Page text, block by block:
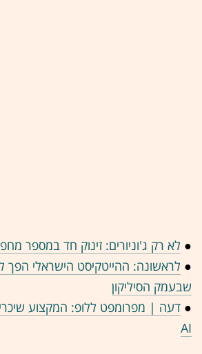
● לא רק ג'וניורים: זינוק חד במספר
● לראשונה: ההייטקיסט הישראלי הפך
שבעמק הסיליקון
● דעה | מפרומפט ללופ: המקצוע
AI